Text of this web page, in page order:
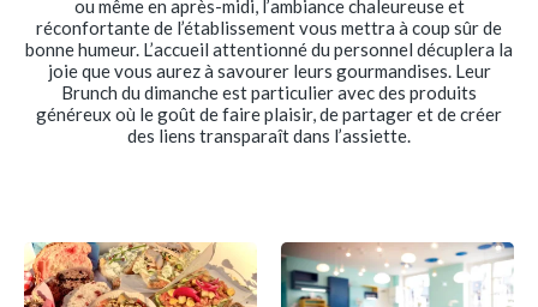
ou même en après-midi, l’ambiance chaleureuse et
réconfortante de l’établissement vous mettra à coup sûr de
bonne humeur. L’accueil attentionné du personnel décuplera la
joie que vous aurez à savourer leurs gourmandises. Leur
Brunch du dimanche est particulier avec des produits
généreux où le goût de faire plaisir, de partager et de créer
des liens transparaît dans l’assiette.